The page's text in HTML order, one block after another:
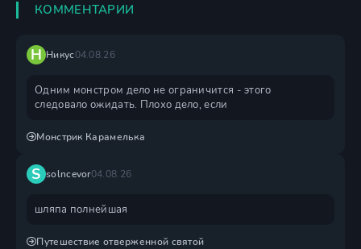
КОММЕНТАРИИ
Н Никус04.08.26
Одним монстром дело не ограничится - этого
следовало ожидать. Плохо дело, если
Монстрик Карамелька
S solncevor04.08.26
шляпа полнейшая
Путешествие отверженной святой